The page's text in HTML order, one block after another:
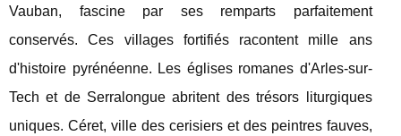
Vauban, fascine par ses remparts parfaitement
conservés. Ces villages fortifiés racontent mille ans
d'histoire pyrénéenne. Les églises romanes d'Arles-sur-
Tech et de Serralongue abritent des trésors liturgiques
uniques. Céret, ville des cerisiers et des peintres fauves,